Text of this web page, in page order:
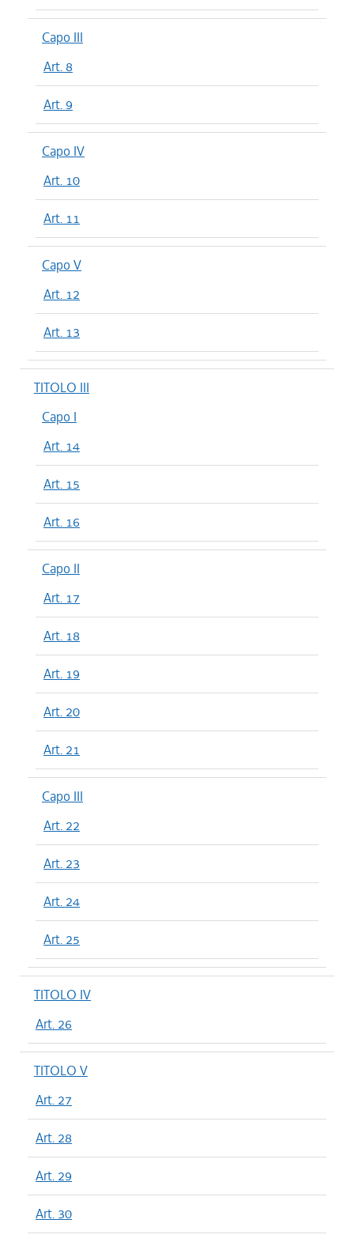
Capo III
Art. 8
Art. 9
Capo IV
Art. 10
Art. 11
Capo V
Art. 12
Art. 13
TITOLO III
Capo I
Art. 14
Art. 15
Art. 16
Capo II
Art. 17
Art. 18
Art. 19
Art. 20
Art. 21
Capo III
Art. 22
Art. 23
Art. 24
Art. 25
TITOLO IV
Art. 26
TITOLO V
Art. 27
Art. 28
Art. 29
Art. 30